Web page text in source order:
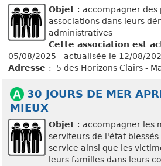
Objet : accompagner des
associations dans leurs
administratives
Cette association est
05/08/2025 - actualisée le 12/08/
Adresse : 5 des Horizons Clairs -
30 JOURS DE MER
MIEUX
Objet : accompagner les
serviteurs de l'état
service ainsi que les
leurs familles dans leurs